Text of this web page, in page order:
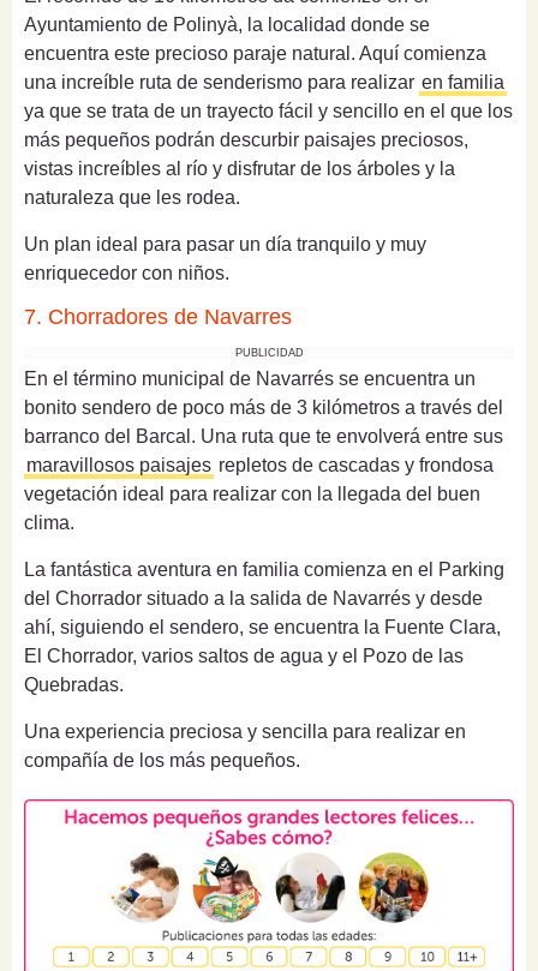
Ayuntamiento de Polinyà, la localidad donde se
encuentra este precioso paraje natural. Aquí comienza
una increíble ruta de senderismo para realizar en familia
ya que se trata de un trayecto fácil y sencillo en el que los
más pequeños podrán descurbir paisajes preciosos,
vistas increíbles al río y disfrutar de los árboles y la
naturaleza que les rodea.
Un plan ideal para pasar un día tranquilo y muy
enriquecedor con niños.
7. Chorradores de Navarres
PUBLICIDAD
En el término municipal de Navarrés se encuentra un
bonito sendero de poco más de 3 kilómetros a través del
barranco del Barcal. Una ruta que te envolverá entre sus
maravillosos paisajes repletos de cascadas y frondosa
vegetación ideal para realizar con la llegada del buen
clima.
La fantástica aventura en familia comienza en el Parking
del Chorrador situado a la salida de Navarrés y desde
ahí, siguiendo el sendero, se encuentra la Fuente Clara,
El Chorrador, varios saltos de agua y el Pozo de las
Quebradas.
Una experiencia preciosa y sencilla para realizar en
compañía de los más pequeños.